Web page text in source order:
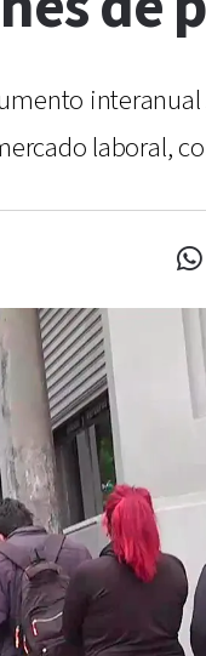
laboral,